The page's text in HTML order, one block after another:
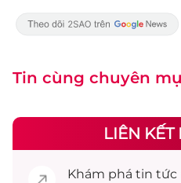
Tin cùng chuyên
LIÊN KẾT
Khám phá tin tức